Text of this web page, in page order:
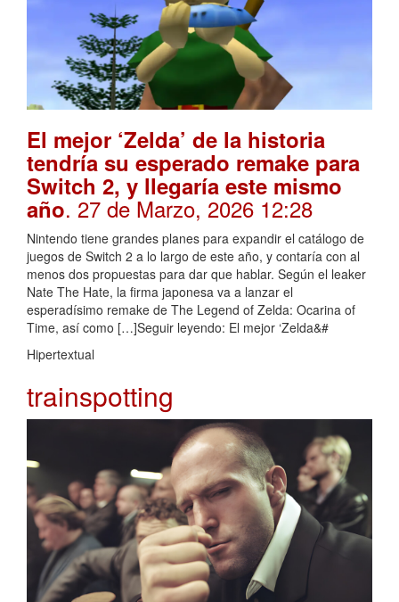
El mejor ‘Zelda’ de la historia
tendría su esperado remake para
Switch 2, y llegaría este mismo
año. 27 de Marzo, 2026 12:28
Nintendo tiene grandes planes para expandir el catálogo de
juegos de Switch 2 a lo largo de este año, y contaría con al
menos dos propuestas para dar que hablar. Según el leaker
Nate The Hate, la firma japonesa va a lanzar el
esperadísimo remake de The Legend of Zelda: Ocarina of
Time, así como […]Seguir leyendo: El mejor ‘Zelda&#
Hipertextual
trainspotting